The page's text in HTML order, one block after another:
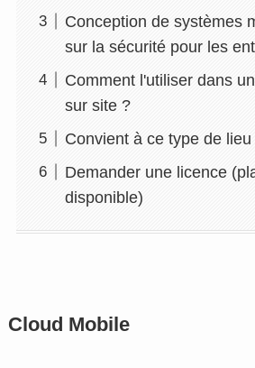
Conception de systèmes
sur la sécurité pour les
Comment l'utiliser dans
sur site ?
Convient à ce type de
Demander une licence
disponible)
Cloud Mobile